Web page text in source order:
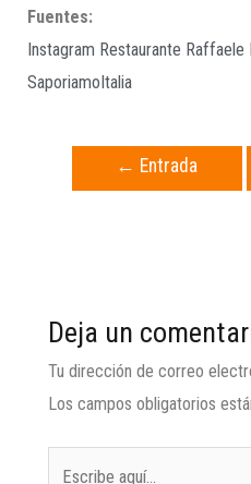
Fuentes:
Instagram Restaurante Raffaele
SaporiamoItalia
← Entrada
Deja un
Tu dirección de correo
Los campos obligatorios